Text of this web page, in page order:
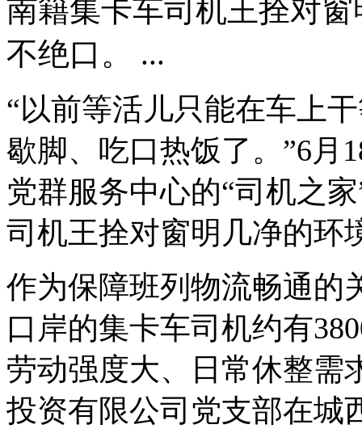
南籍集卡车司机王拴对
不绝口。 ...
“以前等活儿只能在车上
歇脚、吃口热饭了。”6月
党群服务中心的“司机之
司机王拴对窗明几净的环
作为保障班列物流畅通的
口岸的集卡车司机约有
劳动强度大、日常休整需
投资有限公司党支部在城